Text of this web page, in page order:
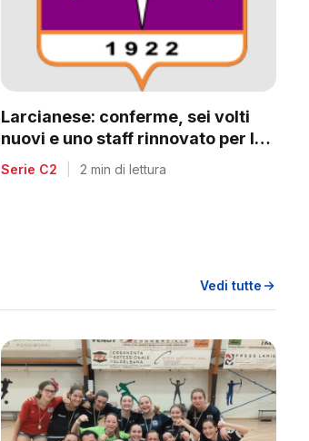
Larcianese: conferme, sei volti
nuovi e uno staff rinnovato per la
C2
Serie C2 2 min di lettura
Vedi tutte